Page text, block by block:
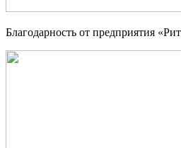
Благодарность от предприятия